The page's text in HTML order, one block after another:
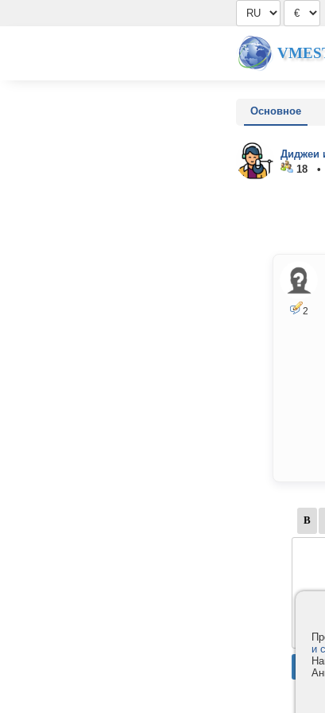
Основное
Диджеи
18 •
2
и